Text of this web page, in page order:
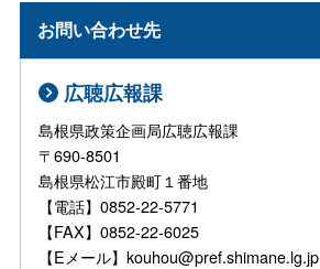
お問い合わせ先
広聴広報課
島根県政策企画局広聴広報課
〒690-8501
島根県松江市殿町１番地
【電話】0852-22-5771
【FAX】0852-22-6025
【Eメール】kouhou@pref.shimane.lg.jp